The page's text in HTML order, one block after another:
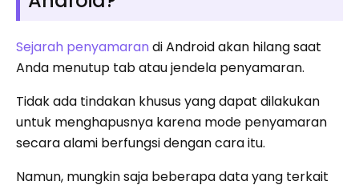
Sejarah penyamaran di Android akan hilang saat
Anda menutup tab atau jendela penyamaran.
Tidak ada tindakan khusus yang dapat dilakukan
untuk menghapusnya karena mode penyamaran
secara alami berfungsi dengan cara itu.
Namun, mungkin saja beberapa data yang terkait